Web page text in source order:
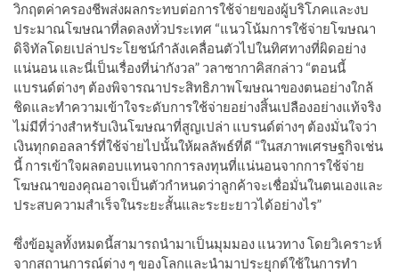
วิกฤตค่าครองชีพส่งผลกระทบต่อการใช้จ่ายของผู้บริโภคและงบ
ประมาณโฆษณาที่ลดลงทั่วประเทศ “แนวโน้มการใช้จ่ายโฆษณา
ดิจิทัลโดยเปล่าประโยชน์กำลังเคลื่อนตัวไปในทิศทางที่ผิดอย่าง
แน่นอน และนี่เป็นเรื่องที่น่ากังวล” วลาซากาคิสกล่าว “ตอนนี้
แบรนด์ต่างๆ ต้องพิจารณาประสิทธิภาพโฆษณาของตนอย่างใกล้
ชิดและทำความเข้าใจระดับการใช้จ่ายอย่างสิ้นเปลืองอย่างแท้จริง
ไม่มีที่ว่างสำหรับเงินโฆษณาที่สูญเปล่า แบรนด์ต่างๆ ต้องมั่นใจว่า
เงินทุกดอลลาร์ที่ใช้จ่ายไปนั้นให้ผลลัพธ์ที่ดี “ในสภาพเศรษฐกิจเช่น
นี้ การเข้าใจผลตอบแทนจากการลงทุนที่แน่นอนจากการใช้จ่าย
โฆษณาของคุณอาจเป็นตัวกำหนดว่าลูกค้าจะเชื่อมั่นในตนเองและ
ประสบความสำเร็จในระยะสั้นและระยะยาวได้อย่างไร”
ซึ่งข้อมูลทั้งหมดนี้สามารถนำมาเป็นมุมมอง แนวทาง โดยวิเคราะห์
จากสถานการณ์ต่าง ๆ ของโลกและนำมาประยุกต์ใช้ในการทำ